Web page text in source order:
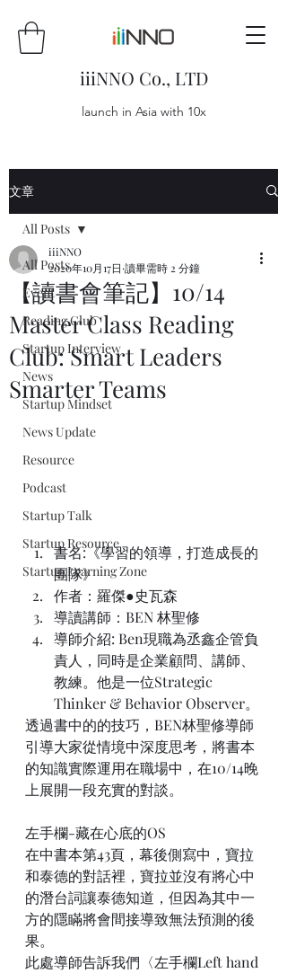
iiiNNO Co., LTD
launch in Asia with 10x
文章
All Posts
Event
Reading Club
Startup Interview
News
Startup Mindset
News Update
Resource
Podcast
Startup Talk
Startup Resource
Startup Learning Zone
All Posts
【讀書會筆記】10/14
Master Class Reading
Club: Smart Leaders
Smarter Teams
iiiNNO
2020年10月17日 讀畢需時 2 分鐘
書名:《學習的領導，打造成長的
團隊》
作者：羅傑●史瓦森
導讀講師： BEN 林聖修
導師介紹: Ben現職為丞鑫企管負
責人，同時是企業顧問、講師、
教練。他是一位Strategic
Thinker & Behavior Observer。
透過書中的的技巧，BEN林聖修導師
引導大家從情境中深度思考，將書本
的知識實際運用在職場中，在10/14晚
上展開一段充實的對談。
左手欄-藏在心底的OS
在中書本第43頁，幕後側寫中，寶拉
和泰德的對話裡，寶拉並沒有將心中
的潛台詞讓泰德知道，但因為其中一
方的隱瞞將會間接導致無法預測的後
果。
此處導師告訴我們〈左手欄Left hand